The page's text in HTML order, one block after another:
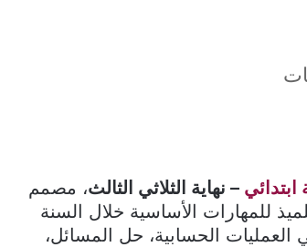
ابتدائي – نهاية الثلاثي الثالث، مصمم
للمهارات الأساسية خلال السنة
العمليات الحسابية، حل المسائل،